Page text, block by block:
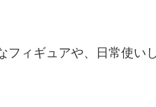
フィギュアや、日常使い